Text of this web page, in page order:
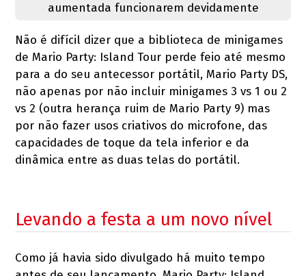
aumentada funcionarem devidamente
Não é difícil dizer que a biblioteca de minigames
de Mario Party: Island Tour perde feio até mesmo
para a do seu antecessor portátil, Mario Party DS,
não apenas por não incluir minigames 3 vs 1 ou 2
vs 2 (outra herança ruim de Mario Party 9) mas
por não fazer usos criativos do microfone, das
capacidades de toque da tela inferior e da
dinâmica entre as duas telas do portátil.
Levando a festa a um novo nível
Como já havia sido divulgado há muito tempo